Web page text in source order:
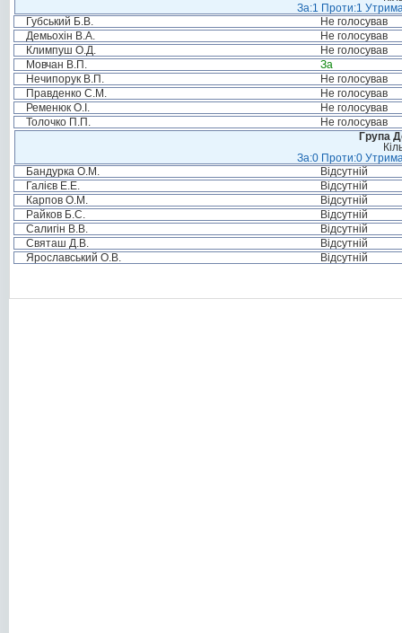
За:1 Проти:1
Губський Б.В.
Не голосував
Демьохін В.А.
Не голосував
Климпуш О.Д.
Не голосував
Мовчан В.П.
За
Нечипорук В.П.
Не голосував
Правденко С.М.
Не голосував
Ременюк О.І.
Не голосував
Толочко П.П.
Не голосував
Група
За:0 Проти:0
Бандурка О.М.
Відсутній
Галієв Е.Е.
Відсутній
Карпов О.М.
Відсутній
Райков Б.С.
Відсутній
Салигін В.В.
Відсутній
Святаш Д.В.
Відсутній
Ярославський О.В.
Відсутній